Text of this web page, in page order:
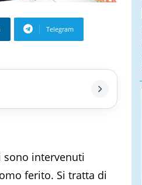
Telegram
intervenuti
ferito. Si tratta di